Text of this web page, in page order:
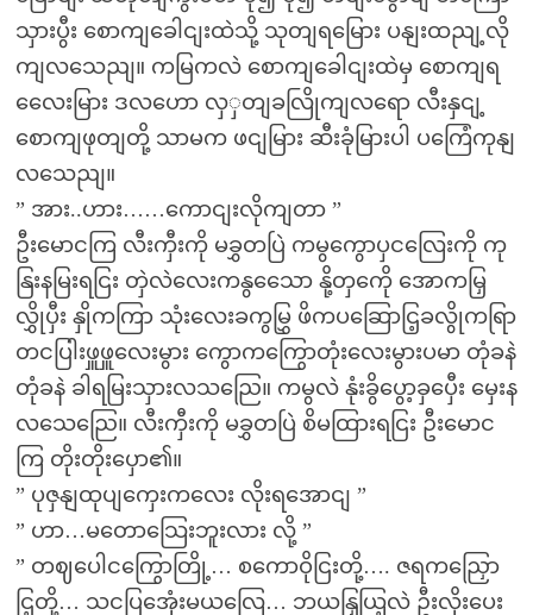
သှားပွီး စောကျခေါငျးထဲသို့ သုတျရမြေား ပနျးထညျ့လို
ကျလသေညျ။ ကမြကလဲ စောကျခေါငျးထဲမှ စောကျရ
လေေးမြား ဒလဟော လှှတျခလြိုကျလရော လီးနှငျ့
စောကျဖုတျတို့ သာမက ဖငျမြား ဆီးခုံမြားပါ ပကြေံကုနျ
လသေညျ။
” အား..ဟား……ကောငျးလိုကျတာ ”
ဦးမောငကြ လီးကှီးကို မခွှတပြဲ ကမွကွောပှငလြေးကို ကု
နြးနမြးရငြး တှဲလဲလေးကနွသေော နို့တှကေို အောကမြှ
လွှိုပှီး နှိုကကြာ သုံးလေးခကွမြွှ ဖိကပဆြောငြ့ခလွိုကရြာ
တငပြါးဖှူဖှူလေးမွား ကွောကကြွောတုံးလေးမွားပမာ တုံခနဲ
တုံခနဲ ခါရမြးသှားလသညြေ။ ကမွလဲ နုံးခွိပွော့ခှပှေီး မှေးန
လသေညြေ။ လီးကှီးကို မခွှတပြဲ စိမထြားရငြး ဦးမောင
ကြ တိုးတိုးပှော၏။
” ပုဇှနျထုပျကှေးကလေး လိုးရအောငျ ”
” ဟာ…မတောသြေးဘူးလား လို့ ”
” တဈပေါငကြွောတြို့… စကောဝိုငြးတို့…. ဇရကညြှော
ငြ့တို့… သငပြအေုံးမယလြေ… ဘယနြှယြ့လဲ ဦးလိုးပေး